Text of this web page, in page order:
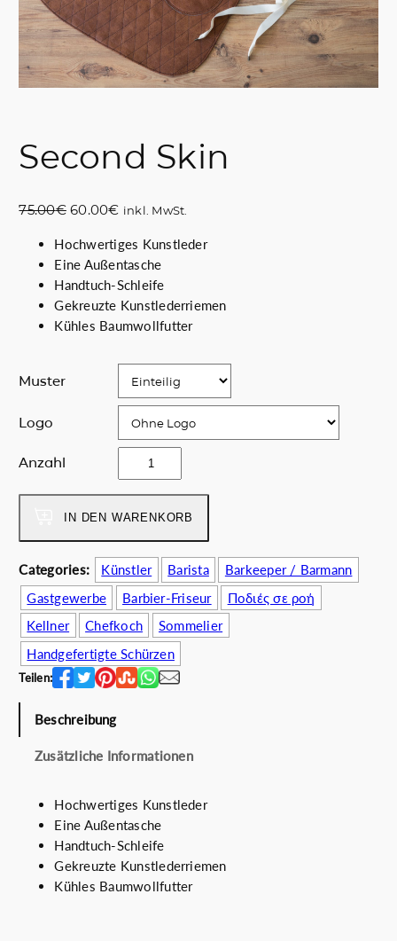
Second Skin
75.00€ U
s
p
r
ü
n
P
r
s
w
a
r
:
7
.
0
60.00€A
t
u
e
l
l
i
i
s
:
6
0
.
0
0
€
inkl. MwSt.
Hochwertiges Kunstleder
Eine Außentasche
Handtuch-Schleife
Gekreuzte Kunstlederriemen
Kühles Baumwollfutter
Muster
Logo
Anzahl
e
c
o
n
d
S
k
i
n
M
e
IN DEN WARENKORB
Categories: Künstler Barista
Barkeeper / Barmann
Gastgewerbe
Barbier-Friseur
Ποδιές σε ροή
Kellner
Chefkoch
Sommelier
Handgefertigte Schürzen
Teilen:
Beschreibung
Zusätzliche Informationen
Hochwertiges Kunstleder
Eine Außentasche
Handtuch-Schleife
Gekreuzte Kunstlederriemen
Kühles Baumwollfutter